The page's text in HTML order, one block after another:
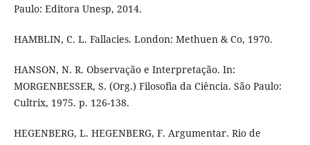
Paulo: Editora Unesp, 2014.
HAMBLIN, C. L. Fallacies. London: Methuen & Co, 1970.
HANSON, N. R. Observação e Interpretação. In:
MORGENBESSER, S. (Org.) Filosofia da Ciência. São Paulo:
Cultrix, 1975. p. 126-138.
HEGENBERG, L. HEGENBERG, F. Argumentar. Rio de